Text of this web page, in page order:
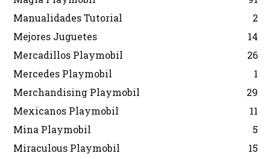
Manualidades Tutorial
2
Mejores Juguetes
14
Mercadillos Playmobil
26
Mercedes Playmobil
1
Merchandising Playmobil
29
Mexicanos Playmobil
11
Mina Playmobil
5
Miraculous Playmobil
15